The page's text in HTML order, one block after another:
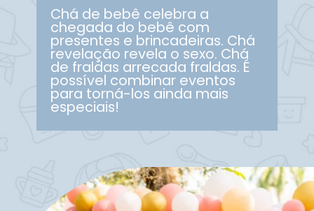
Chá de bebê celebra a
chegada do bebê com
presentes e brincadeiras. Chá
revelação revela o sexo. Chá
de fraldas arrecada fraldas. É
possível combinar eventos
para torná-los ainda mais
especiais!